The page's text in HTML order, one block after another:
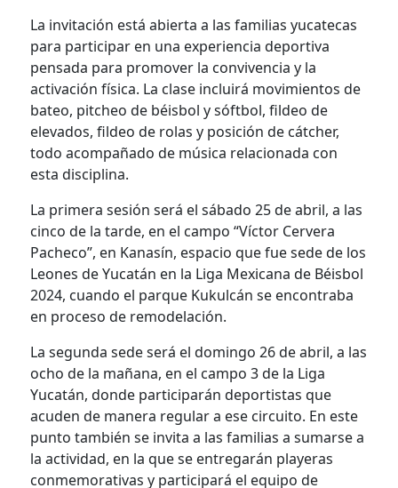
La invitación está abierta a las familias yucatecas
para participar en una experiencia deportiva
pensada para promover la convivencia y la
activación física. La clase incluirá movimientos de
bateo, pitcheo de béisbol y sóftbol, fildeo de
elevados, fildeo de rolas y posición de cátcher,
todo acompañado de música relacionada con
esta disciplina.
La primera sesión será el sábado 25 de abril, a las
cinco de la tarde, en el campo “Víctor Cervera
Pacheco”, en Kanasín, espacio que fue sede de los
Leones de Yucatán en la Liga Mexicana de Béisbol
2024, cuando el parque Kukulcán se encontraba
en proceso de remodelación.
La segunda sede será el domingo 26 de abril, a las
ocho de la mañana, en el campo 3 de la Liga
Yucatán, donde participarán deportistas que
acuden de manera regular a ese circuito. En este
punto también se invita a las familias a sumarse a
la actividad, en la que se entregarán playeras
conmemorativas y participará el equipo de